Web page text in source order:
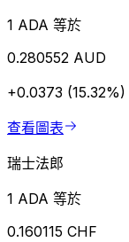
1 ADA 等於
0.280552 AUD
+0.0373 (15.32%)
查看圖表
瑞士法郎
1 ADA 等於
0.160115 CHF